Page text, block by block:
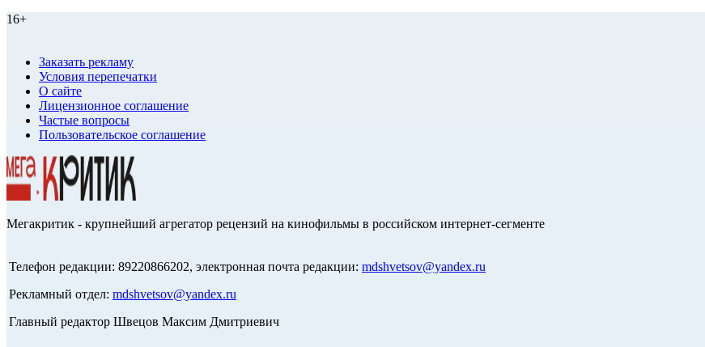
16+
Заказать рекламу
Условия перепечатки
О сайте
Лицензионное соглашение
Частые вопросы
Пользовательское соглашение
Мегакритик - крупнейший агрегатор рецензий на кинофильмы в российском интернет-сегменте
Телефон редакции: 89220866202, электронная почта редакции: mdshvetsov@yandex.ru
Рекламный отдел: mdshvetsov@yandex.ru
Главный редактор Швецов Максим Дмитриевич